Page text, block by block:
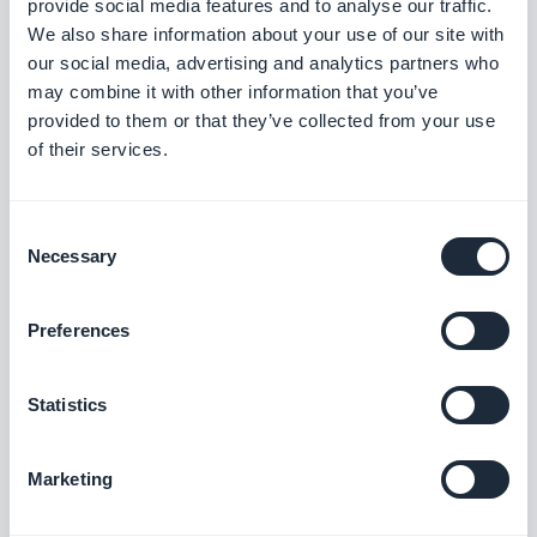
provide social media features and to analyse our traffic.
We also share information about your use of our site with
our social media, advertising and analytics partners who
may combine it with other information that you’ve
provided to them or that they’ve collected from your use
of their services.
Selection
Necessary
Preferences
Statistics
Marketing
Unifica tus contenidos, refuerza tu
presencia
Gratis